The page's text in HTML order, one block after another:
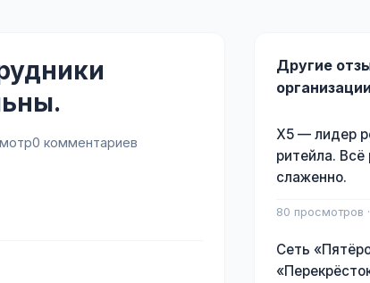
0 комментариев
Другие
организации
Х5 — лидер
ритейла. Всё
слаженно.
80 просмотров
Сеть